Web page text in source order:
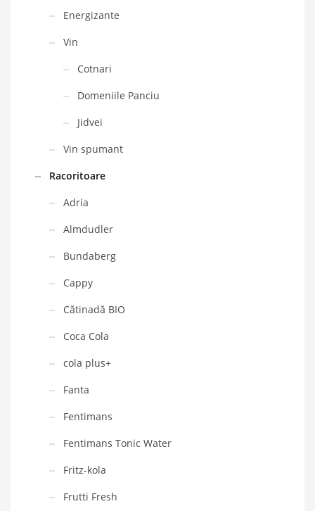
Energizante
Vin
Cotnari
Domeniile Panciu
Jidvei
Vin spumant
Racoritoare
Adria
Almdudler
Bundaberg
Cappy
Cătinadă BIO
Coca Cola
cola plus+
Fanta
Fentimans
Fentimans Tonic Water
Fritz-kola
Frutti Fresh